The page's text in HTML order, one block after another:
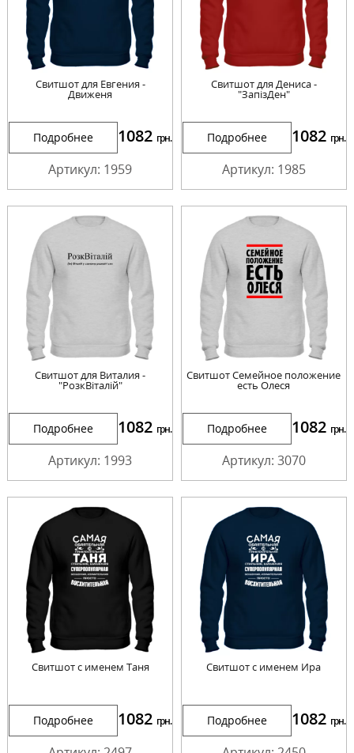
Свитшот для Евгения -
Движеня
Подробнее 1082 грн.
Артикул: 1959
Свитшот для Дениса -
"ЗапізДен"
Подробнее 1082 грн.
Артикул: 1985
Свитшот для Виталия -
"РозкВіталій"
Подробнее 1082 грн.
Артикул: 1993
Свитшот Семейное положение
есть Олеся
Подробнее 1082 грн.
Артикул: 3070
Свитшот с именем Таня
Подробнее 1082 грн.
Свитшот с именем Ира
Подробнее 1082 грн.